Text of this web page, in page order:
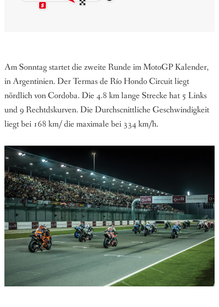
Am Sonntag startet die zweite Runde im MotoGP Kalender,
in Argentinien. Der Termas de Río Hondo Circuit liegt
nördlich von Cordoba. Die 4.8 km lange Strecke hat 5 Links
und 9 Rechtdskurven. Die Durchscnittliche Geschwindigkeit
liegt bei 168 km/ die maximale bei 334 km/h.